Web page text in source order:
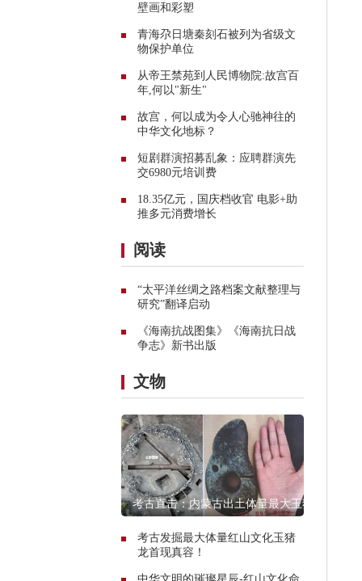
壁画和彩塑
青海尕日塘秦刻石被列为省级文
物保护单位
从帝王禁苑到人民博物院:故宫百
年,何以"新生"
故宫，何以成为令人心驰神往的
中华文化地标？
短剧群演招募乱象：应聘群演先
交6980元培训费
18.35亿元，国庆档收官 电影+助
推多元消费增长
阅读
“太平洋丝绸之路档案文献整理与
研究”翻译启动
《海南抗战图集》《海南抗日战
争志》新书出版
文物
考古直击：内蒙古出土体量最大玉猪
考古发掘最大体量红山文化玉猪
龙首现真容！